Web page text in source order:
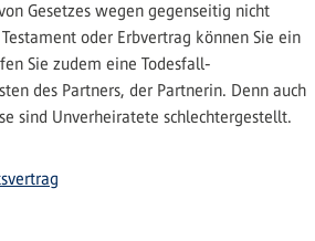
Gesetzes wegen gegenseitig nicht
oder Erbvertrag können Sie ein
Sie zudem eine Todesfall-
des Partners, der Partnerin. Denn auch
sind Unverheiratete schlechtergestellt.